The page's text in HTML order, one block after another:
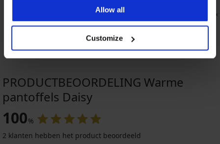
Allow all
Customize
Bh Elegance niet-voorgevormd
PRODUCTBEOORDELING Warme
pantoffels Daisy
100%
2 klanten hebben het product beoordeeld